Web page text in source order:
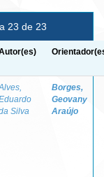
23 de 23
Silva
Borges,
Geovany
Araújo